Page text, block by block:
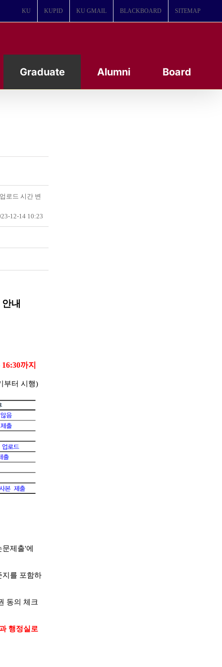
KU KUPID KU GMAIL BLACKBOARD SITEMAP
Graduate Alumni Board
로드 시간 변
12-14 10:23
내
까지
부터 시행)
제출'에
를 포함하
동의 체크
행정실로